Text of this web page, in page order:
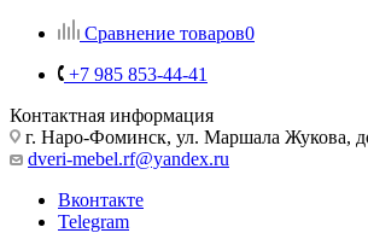
Сравнение товаров0
+7 985 853-44-41
Контактная информация
г. Наро-Фоминск, ул. Маршала Жукова,
dveri-mebel.rf@yandex.ru
Вконтакте
Telegram